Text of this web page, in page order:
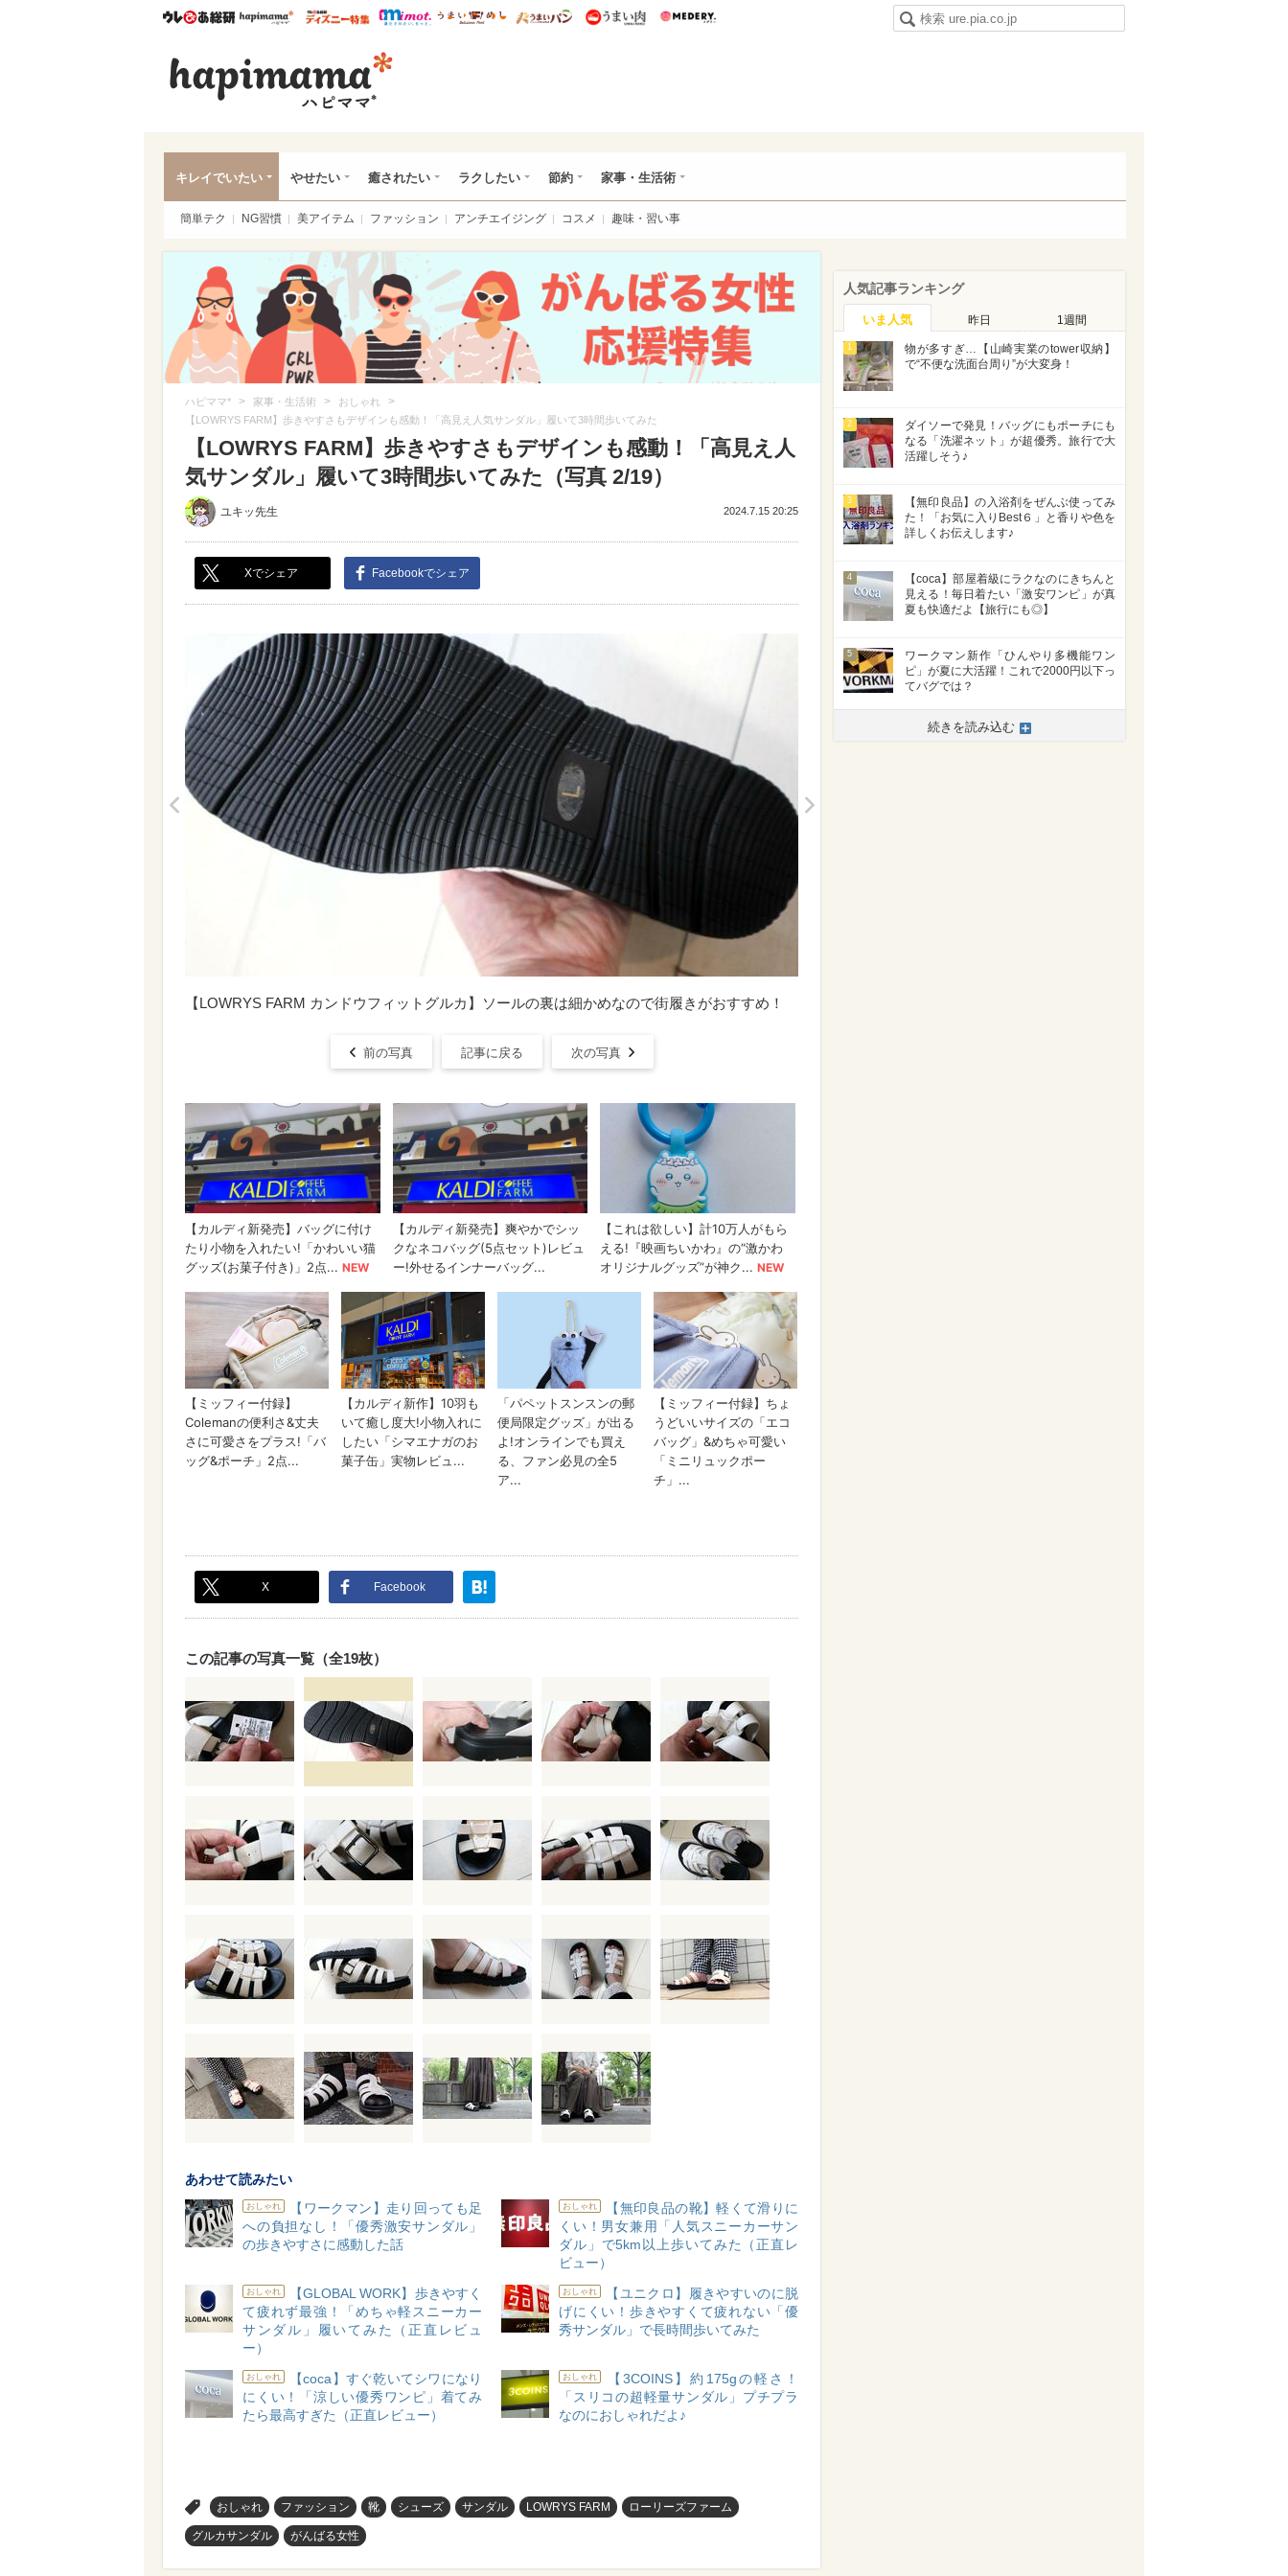
ウレぴあ総研ハピママ* ウレぴあ総研 ディズニー特集
mimot. うまいめし うまいパン うまい肉
キレイでいたい やせたい 癒されたい ラクしたい 節約 家事・生活術
簡単テク NG習慣 美アイテム ファッション アンチエイジング コスメ 趣味・習い事
ハピママ* > 家事・生活術 > おしゃれ >
【LOWRYS FARM】歩きやすさもデザインも感動！「高見え人気サンダル」履いて3時間歩いてみた
【LOWRYS FARM】歩きやすさもデザインも感動！「高見え人
気サンダル」履いて3時間歩いてみた（写真 2/19）
ユキッ先生 2024.7.15 20:25
Xでシェア Facebookでシェア
【LOWRYS FARM カンドウフィットグルカ】ソールの裏は細かめなので街履きがおすすめ！
前の写真 記事に戻る 次の写真
X Facebook
この記事の写真一覧（全19枚）
あわせて読みたい
おしゃれ
【ワークマン】走り回っても足
への負担なし！「優秀激安サンダル」
の歩きやすさに感動した話
おしゃれ
【無印良品の靴】軽くて滑りに
くい！男女兼用「人気スニーカーサン
ダル」で5km以上歩いてみた（正直レ
ビュー）
おしゃれ
【GLOBAL WORK】歩きやすく
て疲れず最強！「めちゃ軽スニーカー
サンダル」履いてみた（正直レビュ
ー）
おしゃれ
【ユニクロ】履きやすいのに脱
げにくい！歩きやすくて疲れない「優
秀サンダル」で長時間歩いてみた
おしゃれ
【coca】すぐ乾いてシワになり
にくい！「涼しい優秀ワンピ」着てみ
たら最高すぎた（正直レビュー）
おしゃれ
【3COINS】約175gの軽さ！
「スリコの超軽量サンダル」プチプラ
なのにおしゃれだよ♪
おしゃれ ファッション 靴 シューズ サンダル LOWRYS FARM ローリーズファーム
グルカサンダル がんばる女性
人気記事ランキング
いま人気 昨日 1週間
1
物が多すぎ…【山崎実業のtower収納】
で“不便な洗面台周り”が大変身！
2
ダイソーで発見！バッグにもポーチにも
なる「洗濯ネット」が超優秀。旅行で大
活躍しそう♪
3
【無印良品】の入浴剤をぜんぶ使ってみ
た！「お気に入りBest６」と香りや色を
詳しくお伝えします♪
4
【coca】部屋着級にラクなのにきちんと
見える！毎日着たい「激安ワンピ」が真
夏も快適だよ【旅行にも◎】
5
ワークマン新作「ひんやり多機能ワン
ピ」が夏に大活躍！これで2000円以下っ
てバグでは？
続きを読み込む